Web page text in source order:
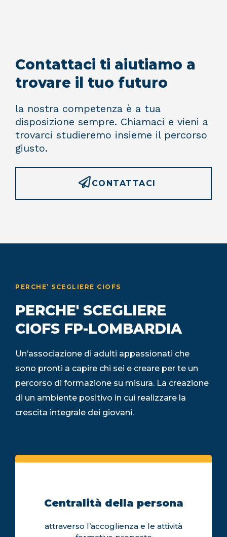
Contattaci ti aiutiamo a
trovare il tuo futuro
la nostra competenza è a tua
disposizione sempre. Chiamaci e vieni a
trovarci studieremo insieme il percorso
giusto.
CONTATTACI
PERCHE’ SCEGLIERE CIOFS
PERCHE' SCEGLIERE
CIOFS FP-LOMBARDIA
Un’associazione di adulti appassionati che
sono pronti a capire chi sei e creare per te un
percorso di formazione su misura. La creazione
di un ambiente positivo in cui realizzare la
crescita integrale dei giovani.
Centralità della persona
attraverso l’accoglienza e le attività